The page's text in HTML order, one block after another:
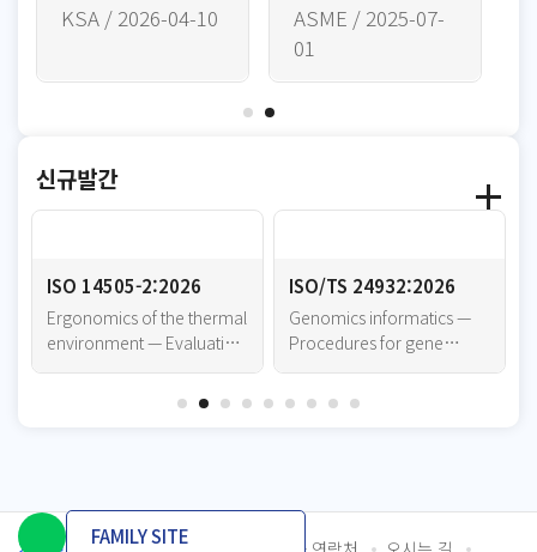
KSA / 2026-04-10
ASME / 2025-07-
01
신규발간
ISO 14505-2:2026
Ergonomics of the thermal
environment — Evaluation
ISO/TS 24932:2026
Genomics informatics —
Procedures for gene
FAMILY SITE